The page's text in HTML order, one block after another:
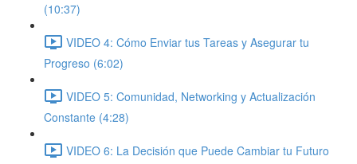
(10:37)
VIDEO 4: Cómo Enviar tus Tareas y Asegurar tu
Progreso (6:02)
VIDEO 5: Comunidad, Networking y Actualización
Constante (4:28)
VIDEO 6: La Decisión que Puede Cambiar tu Futuro